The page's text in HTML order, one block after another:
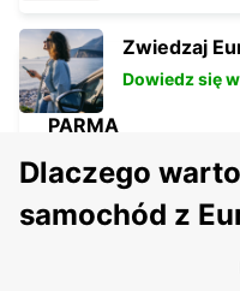
PARMA
Zwiedzaj
Dowiedz się
Dlaczego
samochód z